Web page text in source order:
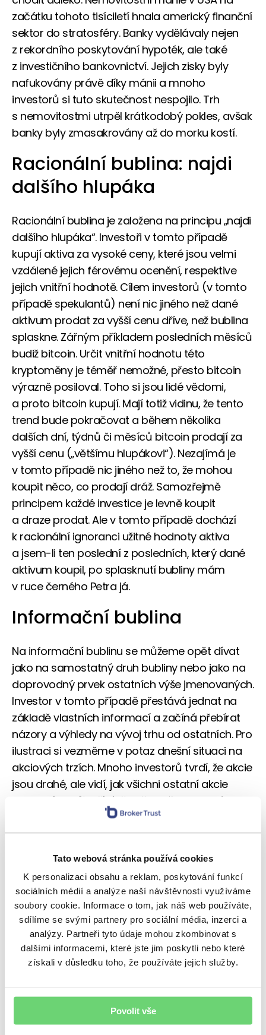
Tato webová stránka používá cookies
K personalizaci obsahu a reklam, poskytování funkcí
sociálních médií a analýze naší návštěvnosti využíváme
soubory cookie. Informace o tom, jak náš web používáte,
sdílíme se svými partnery pro sociální média, inzerci a
analýzy. Partneři tyto údaje mohou zkombinovat s
dalšími informacemi, které jste jim poskytli nebo které
získali v důsledku toho, že používáte jejich služby.
Povolit vše
začátku tohoto tisíciletí hnala americký finanční
sektor do stratosféry. Banky vydělávaly nejen
z rekordního poskytování hypoték, ale také
z investičního bankovnictví. Jejich zisky byly
nafukovány právě díky mánii a mnoho
investorů si tuto skutečnost nespojilo. Trh
s nemovitostmi utrpěl krátkodobý pokles, avšak
banky byly zmasakrovány až do morku kostí.
Racionální bublina: najdi
dalšího hlupáka
Racionální bublina je založena na principu „najdi
dalšího hlupáka“. Investoři v tomto případě
kupují aktiva za vysoké ceny, které jsou velmi
vzdálené jejich férovému ocenění, respektive
jejich vnitřní hodnotě. Cílem investorů (v tomto
případě spekulantů) není nic jiného než dané
aktivum prodat za vyšší cenu dříve, než bublina
splaskne. Zářným příkladem posledních měsíců
budiž bitcoin. Určit vnitřní hodnotu této
kryptoměny je téměř nemožné, přesto bitcoin
výrazně posiloval. Toho si jsou lidé vědomi,
a proto bitcoin kupují. Mají totiž vidinu, že tento
trend bude pokračovat a během několika
dalších dní, týdnů či měsíců bitcoin prodají za
vyšší cenu („většímu hlupákovi“). Nezajímá je
v tomto případě nic jiného než to, že mohou
koupit něco, co prodají dráž. Samozřejmě
principem každé investice je levně koupit
a draze prodat. Ale v tomto případě dochází
k racionální ignoranci užitné hodnoty aktiva
a jsem-li ten poslední z posledních, který dané
aktivum koupil, po splasknutí bubliny mám
v ruce černého Petra já.
Informační bublina
Na informační bublinu se můžeme opět dívat
jako na samostatný druh bubliny nebo jako na
doprovodný prvek ostatních výše jmenovaných.
Investor v tomto případě přestává jednat na
základě vlastních informací a začíná přebírat
názory a výhledy na vývoj trhu od ostatních. Pro
ilustraci si vezměme v potaz dnešní situaci na
akciových trzích. Mnoho investorů tvrdí, že akcie
jsou drahé, ale vidí, jak všichni ostatní akcie
nakupují. Tudíž si říká, že přeci všichni ti lidé se
nemůžou mýlit. Proto investor potlačí svůj
vlastní názor a začne také kupovat, i když si
sám myslí pravý opak.
Vydělají trpěliví
Zkušený investor by jistě přišel na další typy
bublin. Nicméně v textu popsané bubliny se
objevují v absolutní většině investičních euforií.
V případě, že je budeme znát, můžeme se
využít k zainvestování, stačí být trpělivý